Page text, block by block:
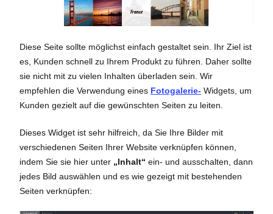
Diese Seite sollte möglichst einfach gestaltet sein. Ihr Ziel ist
es, Kunden schnell zu Ihrem Produkt zu führen. Daher sollte
sie nicht mit zu vielen Inhalten überladen sein. Wir
empfehlen die Verwendung eines Fotogalerie- Widgets, um
Kunden gezielt auf die gewünschten Seiten zu leiten.
Dieses Widget ist sehr hilfreich, da Sie Ihre Bilder mit
verschiedenen Seiten Ihrer Website verknüpfen können,
indem Sie sie hier unter „Inhalt“ ein- und ausschalten, dann
jedes Bild auswählen und es wie gezeigt mit bestehenden
Seiten verknüpfen: